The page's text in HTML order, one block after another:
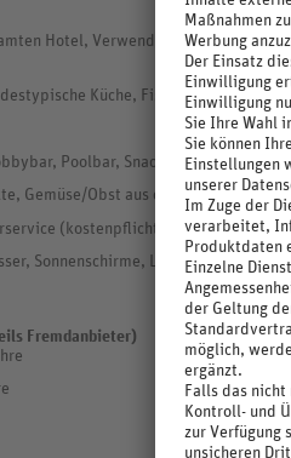
Hotel, Verwendung regionaler
Küche, Fisch/Meeresfrüchte
Poolbar, Snackbar, Lounge-Bar,
Gemüse/Obst aus eigenem Anbau,
(kostenpflichtig),
Sonnenschirme, Liegen
Fremdanbieter)